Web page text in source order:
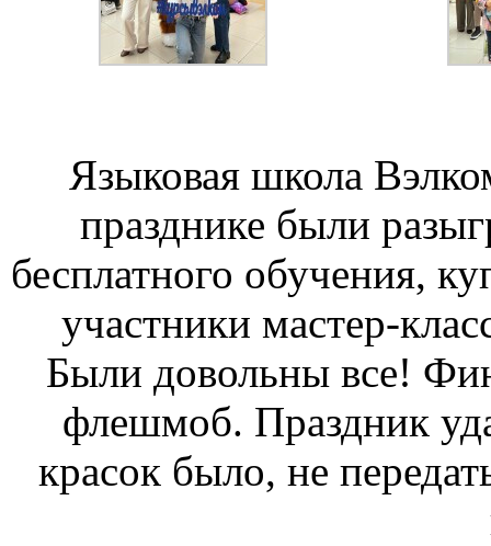
Языковая школа
празднике были
бесплатного обучения,
участники мастер-
Были довольны все!
флешмоб. Праздник
красок было, не